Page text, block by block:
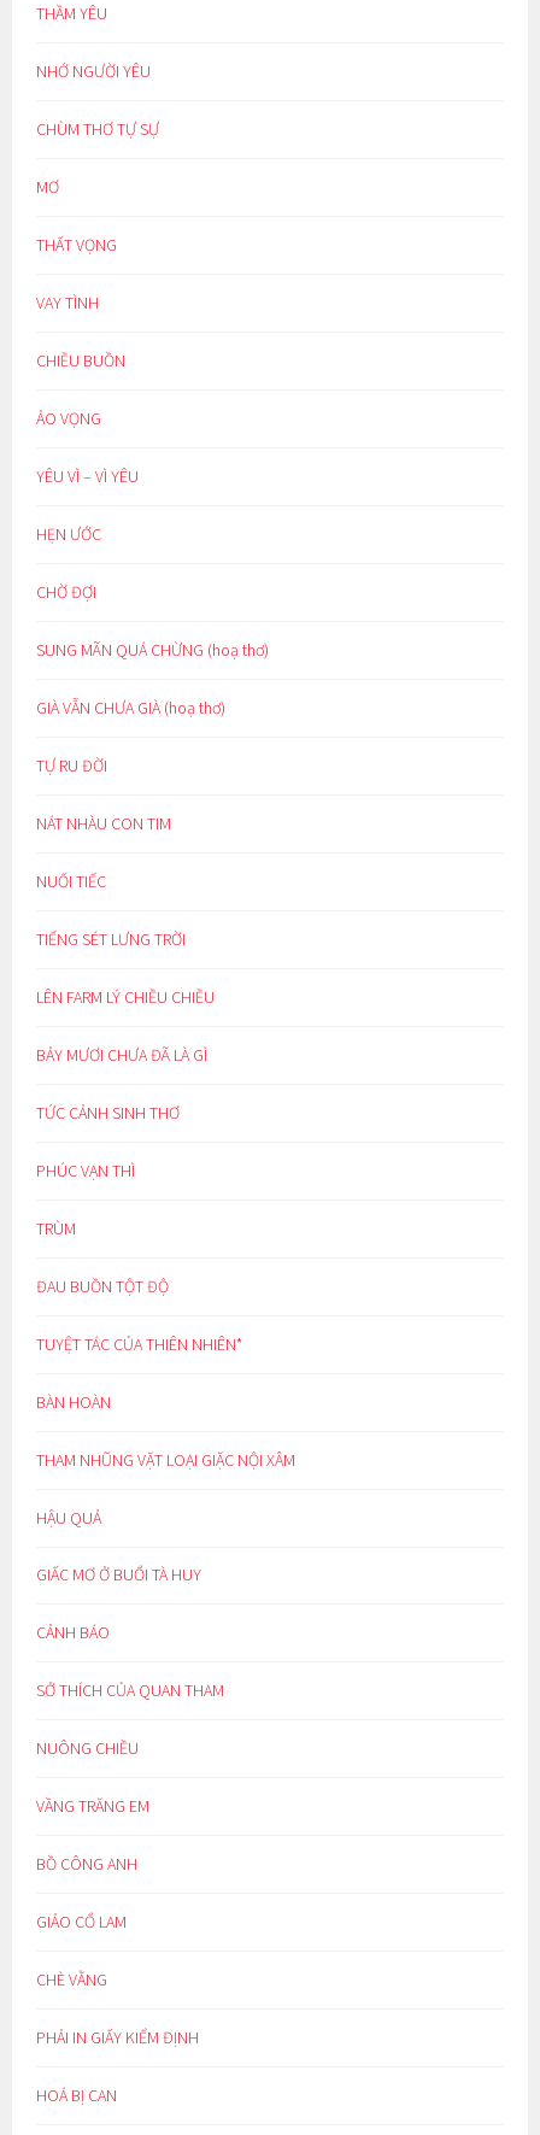
THẦM YÊU
NHỚ NGƯỜI YÊU
CHÙM THƠ TỰ SỰ
MƠ
THẤT VỌNG
VAY TÌNH
CHIỀU BUỒN
ẢO VỌNG
YÊU VÌ – VÌ YÊU
HẸN ƯỚC
CHỜ ĐỢI
SUNG MÃN QUÁ CHỪNG (hoạ thơ)
GIÀ VẪN CHƯA GIÀ (hoạ thơ)
TỰ RU ĐỜI
NÁT NHÀU CON TIM
NUỐI TIẾC
TIẾNG SÉT LƯNG TRỜI
LÊN FARM LÝ CHIỀU CHIỀU
BẢY MƯƠI CHƯA ĐÃ LÀ GÌ
TỨC CẢNH SINH THƠ
PHÚC VẠN THÌ
TRÙM
ĐAU BUỒN TỘT ĐỘ
TUYỆT TÁC CỦA THIÊN NHIÊN*
BÀN HOÀN
THAM NHŨNG VẶT LOẠI GIẶC NỘI XÂM
HẬU QUẢ
GIẤC MƠ Ở BUỔI TÀ HUY
CẢNH BÁO
SỞ THÍCH CỦA QUAN THAM
NUÔNG CHIỀU
VẦNG TRĂNG EM
BỒ CÔNG ANH
GIẢO CỔ LAM
CHÈ VẰNG
PHẢI IN GIẤY KIỂM ĐỊNH
HOÁ BỊ CAN